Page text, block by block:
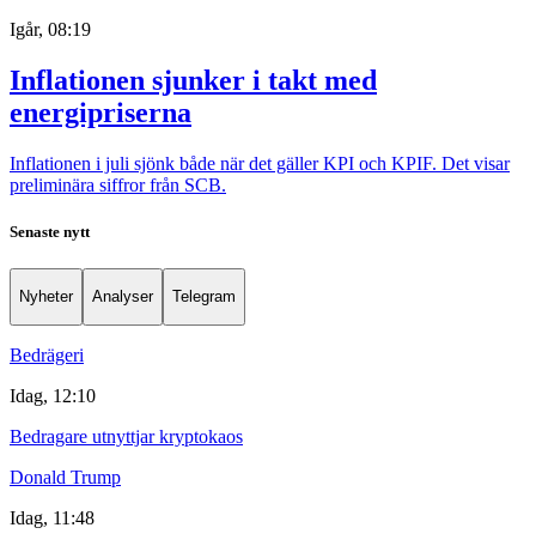
Igår, 08:19
Inflationen sjunker i takt med
energipriserna
Inflationen i juli sjönk både när det gäller KPI och KPIF. Det visar
preliminära siffror från SCB.
Senaste nytt
Nyheter Analyser Telegram
Bedrägeri
Idag, 12:10
Bedragare utnyttjar kryptokaos
Donald Trump
Idag, 11:48